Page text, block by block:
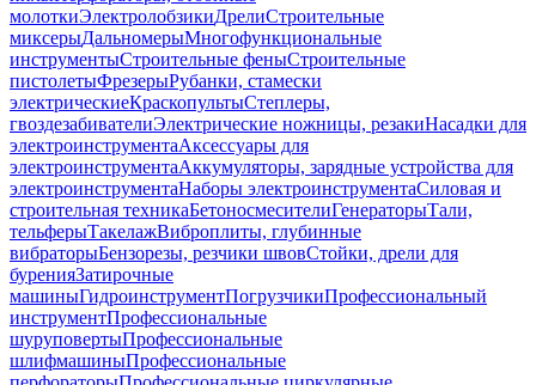
молоткиЭлектролобзикиДрелиСтроительные
миксерыДальномерыМногофункциональные
инструментыСтроительные феныСтроительные
пистолетыФрезерыРубанки, стамески
электрическиеКраскопультыСтеплеры,
гвоздезабивателиЭлектрические ножницы, резакиНасадки для
электроинструментаАксессуары для
электроинструментаАккумуляторы, зарядные устройства для
электроинструментаНаборы электроинструментаСиловая и
строительная техникаБетоносмесителиГенераторыТали,
тельферыТакелажВиброплиты, глубинные
вибраторыБензорезы, резчики швовСтойки, дрели для
буренияЗатирочные
машиныГидроинструментПогрузчикиПрофессиональный
инструментПрофессиональные
шуруповертыПрофессиональные
шлифмашиныПрофессиональные